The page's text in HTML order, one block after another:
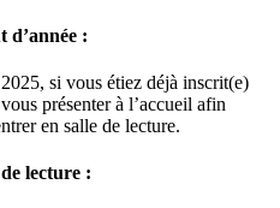
d’année :
si vous étiez déjà inscrit(e)
présenter à l’accueil afin
en salle de lecture.
lecture :